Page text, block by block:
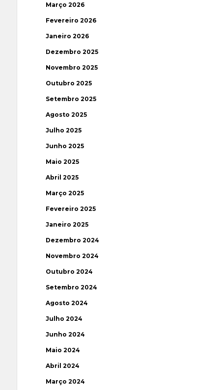
Março 2026
Fevereiro 2026
Janeiro 2026
Dezembro 2025
Novembro 2025
Outubro 2025
Setembro 2025
Agosto 2025
Julho 2025
Junho 2025
Maio 2025
Abril 2025
Março 2025
Fevereiro 2025
Janeiro 2025
Dezembro 2024
Novembro 2024
Outubro 2024
Setembro 2024
Agosto 2024
Julho 2024
Junho 2024
Maio 2024
Abril 2024
Março 2024